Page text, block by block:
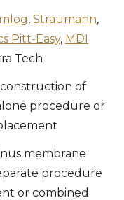
, Straumann,
Pitt-Easy, MDI
Tech
of
procedure or
membrane
procedure
or combined